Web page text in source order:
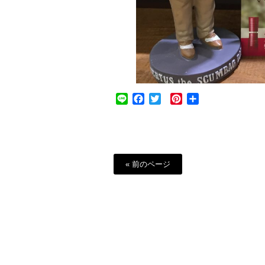
Line Facebook
Twitter Pinterest
« 前のページ